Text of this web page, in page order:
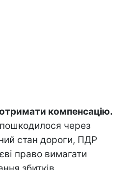
компенсацію.
через
стан дороги, ПДР
право вимагати